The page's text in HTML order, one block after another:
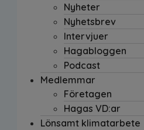
Nyheter
Nyhetsbrev
Intervjuer
Hagabloggen
Podcast
Medlemmar
Företagen
Hagas VD:ar
Lönsamt klimatarbete